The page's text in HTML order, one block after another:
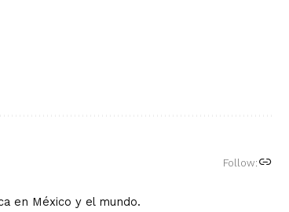
Follow:
en México y el mundo.